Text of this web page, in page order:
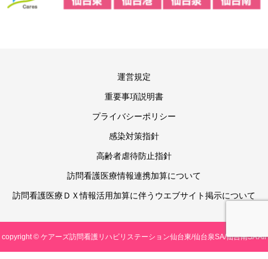
運営規定
重要事項説明書
プライバシーポリシー
感染対策指針
高齢者虐待防止指針
訪問看護医療情報連携加算について
訪問看護医療ＤＸ情報活用加算に伴うウエブサイト掲示について
copyright © ケアーズ訪問看護リハビリステーション仙台東/仙台泉SA/仙台南SA All